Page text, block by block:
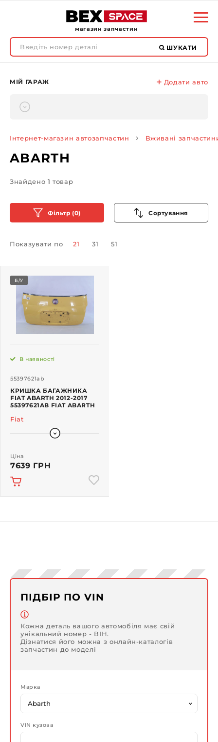
магазин запчастин
ШУКАТИ
МІЙ ГАРАЖ Додати авто
Інтернет-магазин автозапчастин Вживані
ABARTH
Знайдено 1 товар
Фільтр (0) Сортування
Показувати по 21 31 51
Б/У
55397621ab
В наявності
КРИШКА БАГАЖНИКА
FIAT ABARTH 2012-2017
55397621AB FIAT ABARTH
Fiat
Ціна
7639 ГРН
ПІДБІР ПО VIN
Кожна деталь вашого автомобіля має свій
унікальний номер - ВІН.
Дізнатися його можна з онлайн-каталогів
запчастин до моделі
Марка
VIN кузова